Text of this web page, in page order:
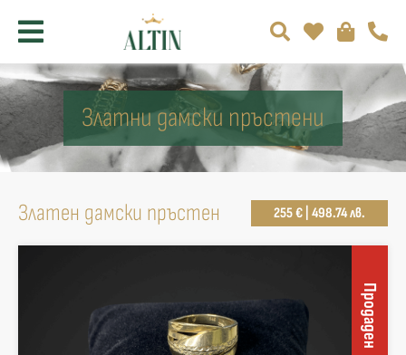
Златни дамски пръстени
Златен дамски пръстен 255 € | 498.74 лв.
Продаден